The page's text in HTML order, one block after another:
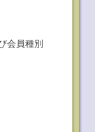
会員種別